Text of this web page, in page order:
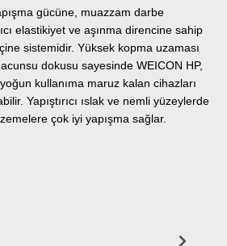
gücüne, muazzam darbe
elastikiyet ve aşınma direncine sahip
sistemidir. Yüksek kopma uzaması
dokusu sayesinde WEICON HP,
kullanıma maruz kalan cihazları
Yapıştırıcı ıslak ve nemli yüzeylerde
çok iyi yapışma sağlar.